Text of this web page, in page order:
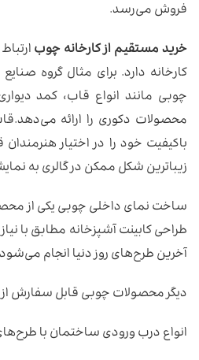
فروش می‌رسد.
خرید مستقیم از کارخانه چوب
کارخانه دارد. برای مثال گروه
چوبی مانند انواع قاب، کمد
محصولات دکوری را ارائه
باکیفیت خود را در اختیار هنرمندان
زیباترین شکل ممکن در گالری به
ساخت نمای داخلی چوبی یکی از
طراحی کابینت آشپزخانه مطابق با
آخرین طرح‌های روز دنیا انجام
دیگر محصولات چوبی قابل سفارش از
انواع درب ورودی ساختمان با